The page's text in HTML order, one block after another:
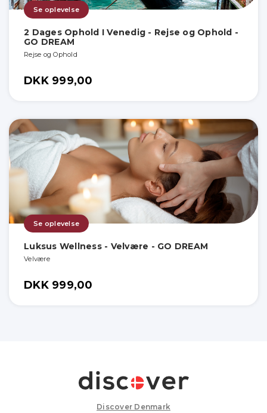
Se oplevelse
2 Dages Ophold I Venedig - Rejse og Ophold -
GO DREAM
Rejse og Ophold
DKK 999,00
Se oplevelse
Luksus Wellness - Velvære - GO DREAM
Velvære
DKK 999,00
Discover Denmark